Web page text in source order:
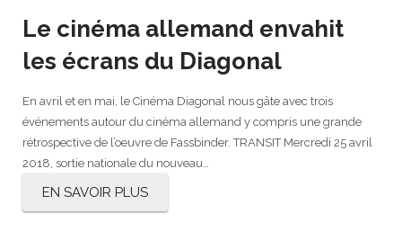
Le cinéma allemand envahit
les écrans du Diagonal
En avril et en mai, le Cinéma Diagonal nous gâte avec trois
événements autour du cinéma allemand y compris une grande
rétrospective de l’oeuvre de Fassbinder. TRANSIT Mercredi 25 avril
2018, sortie nationale du nouveau…
EN SAVOIR PLUS